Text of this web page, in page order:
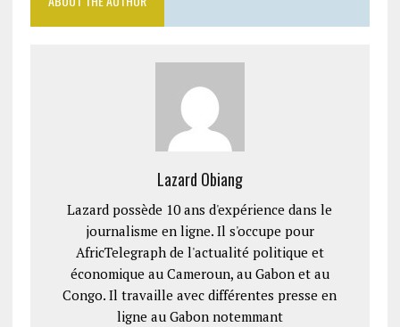
Lazard Obiang
Lazard possède 10 ans d'expérience dans le
journalisme en ligne. Il s'occupe pour
AfricTelegraph de l'actualité politique et
économique au Cameroun, au Gabon et au
Congo. Il travaille avec différentes presse en
ligne au Gabon notemmant